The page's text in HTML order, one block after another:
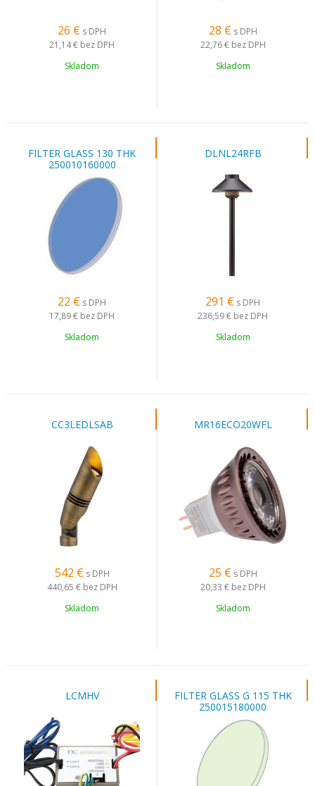
26 € s DPH
21,14 € bez DPH
Skladom
28 € s DPH
22,76 € bez DPH
Skladom
FILTER GLASS 130 THK
250010160000
22 € s DPH
17,89 € bez DPH
Skladom
DLNL24RFB
291 € s DPH
236,59 € bez DPH
Skladom
CC3LEDLSAB
542 € s DPH
440,65 € bez DPH
Skladom
MR16ECO20WFL
25 € s DPH
20,33 € bez DPH
Skladom
LCMHV
FILTER GLASS G 115 THK
250015180000